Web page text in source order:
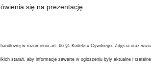
się na prezentację.
w rozumieniu art. 66 §1 Kodeksu Cywilnego. Zdjęcia oraz
starań, aby informacje zawarte w ogłoszeniu były aktualne i rzetelne.